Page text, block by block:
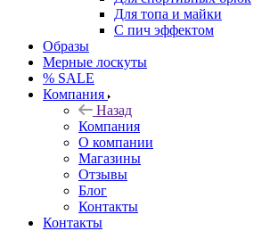
Для топа и майки
С пич эффектом
Образы
Мерные лоскуты
% SALE
Компания
Назад
Компания
О компании
Магазины
Отзывы
Блог
Контакты
Контакты